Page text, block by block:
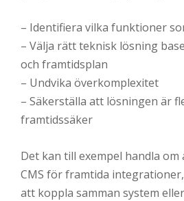
– Identifiera vilka funktioner
– Välja rätt teknisk lösning
och framtidsplan
– Undvika överkomplexitet
– Säkerställa att lösningen är
framtidssäker
Det kan till exempel handla om
CMS för framtida
att koppla samman system